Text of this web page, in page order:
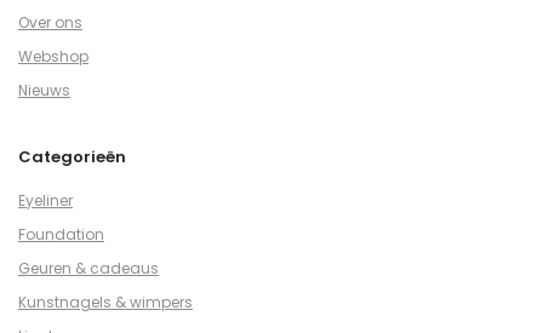
Over ons
Webshop
Nieuws
Categorieën
Eyeliner
Foundation
Geuren & cadeaus
Kunstnagels & wimpers